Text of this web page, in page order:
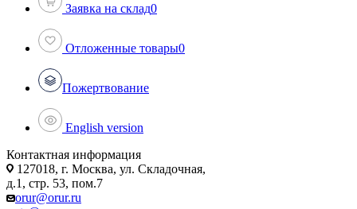
Заявка на склад0
Отложенные товары0
Пожертвование
English version
Контактная информация
127018, г. Москва, ул. Складочная,
д.1, стр. 53, пом.7
orur@orur.ru